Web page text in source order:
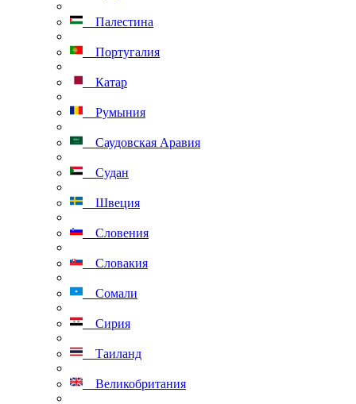
Палестина
Португалия
Катар
Румыния
Саудовская Аравия
Судан
Швеция
Словения
Словакия
Сомали
Сирия
Таиланд
Великобритания